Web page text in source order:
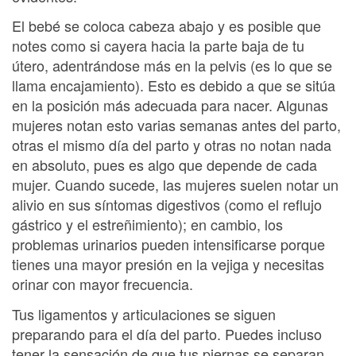
El bebé se coloca cabeza abajo y es posible que
notes como si cayera hacia la parte baja de tu
útero, adentrándose más en la pelvis (es lo que se
llama encajamiento). Esto es debido a que se sitúa
en la posición más adecuada para nacer. Algunas
mujeres notan esto varias semanas antes del parto,
otras el mismo día del parto y otras no notan nada
en absoluto, pues es algo que depende de cada
mujer. Cuando sucede, las mujeres suelen notar un
alivio en sus síntomas digestivos (como el reflujo
gástrico y el estreñimiento); en cambio, los
problemas urinarios pueden intensificarse porque
tienes una mayor presión en la vejiga y necesitas
orinar con mayor frecuencia.
Tus ligamentos y articulaciones se siguen
preparando para el día del parto. Puedes incluso